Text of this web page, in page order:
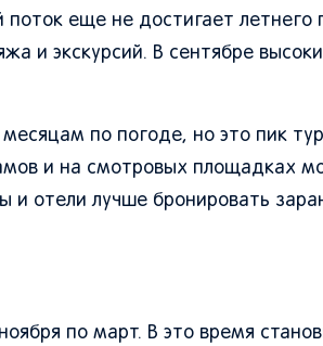
поток еще не достигает
и экскурсий. В сентябре
по погоде, но это пик
и на смотровых площадках
и отели лучше бронировать
по март. В это время